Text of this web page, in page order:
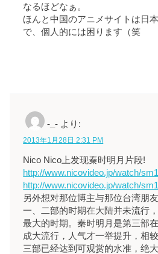
なるほどなぁ。
ほんと中国のアニメサイトは日
で、個人的には困ります（笑
-_- より:
2013年1月28日 2:31 PM
Nico Nico上发现秦时明月片段!
http://www.nicovideo.jp/watch/
http://www.nicovideo.jp/watch/
另外想对那位博主与那位台湾朋
一、二部的时期在大陆并未流行
最大的时期。秦时明月是第三部
成大流行，人气才一举提升，相
三部已经达到可观赏的水准，绝